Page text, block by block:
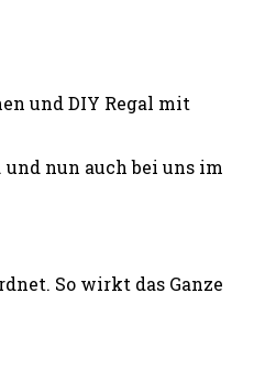
und DIY Regal mit
nun auch bei uns im
So wirkt das Ganze